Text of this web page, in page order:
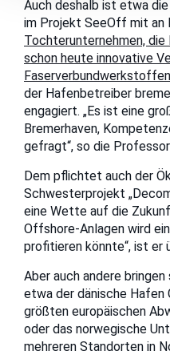
Auch deshalb ist etwa
im Projekt SeeOff mit an
Tochterunternehmen,
schon heute innovative
der Hafenbetreiber
engagiert. „Es ist eine
Bremerhaven,
gefragt“, so die
Dem pflichtet auch der
Schwesterprojekt
eine Wette auf die
Offshore-Anlagen wird
profitieren könnte“, ist er
Aber auch andere
etwa der dänische Hafen
größten europäischen
oder das norwegische
mehreren Standorten in